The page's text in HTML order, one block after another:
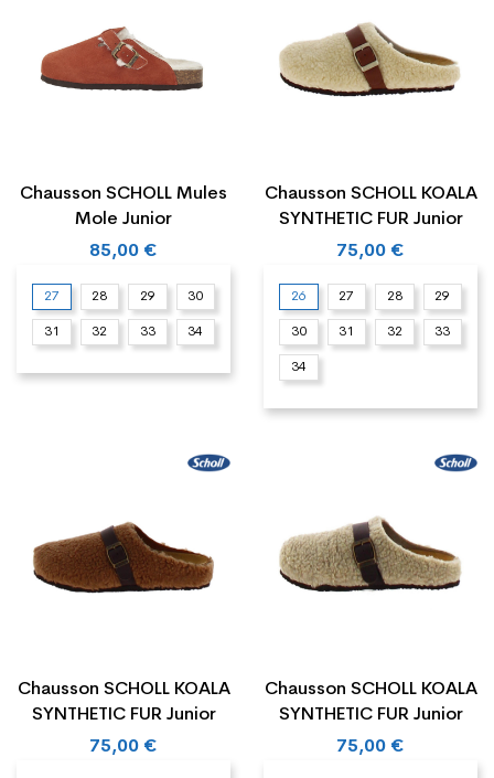
Chausson SCHOLL Mules
Mole Junior
85,00 €
27 28 29 30
31 32 33 34
Chausson SCHOLL KOALA
SYNTHETIC FUR Junior
75,00 €
26 27 28 29
30 31 32 33
34
Chausson SCHOLL KOALA
SYNTHETIC FUR Junior
75,00 €
Chausson SCHOLL KOALA
SYNTHETIC FUR Junior
75,00 €